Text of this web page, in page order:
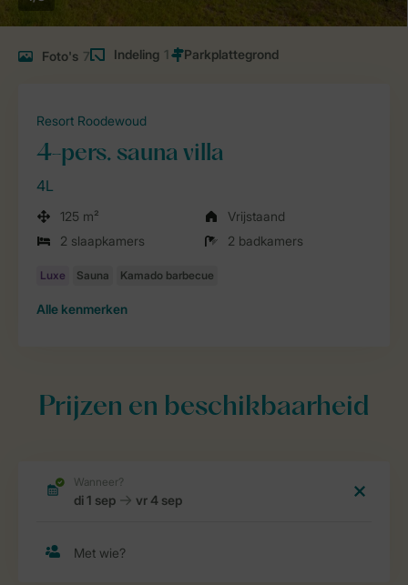
Foto's 7 Indeling 1
Resort Roodewoud
4-pers. sauna villa
4L
125 m²
Vrijstaand
2 slaapkamers
2 badkamers
Alle kenmerken
Prijzen en beschikbaarheid